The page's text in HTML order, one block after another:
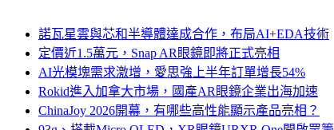
諾瓦星雲與芯和半導體達成合作，布局AI+EDA技術
定價近1.5萬元，Snap AR眼鏡即將正式亮相
AI光模塊需求激增，愛思強上半年訂單增長54%
Rokid進入加拿大市場，國產AR眼鏡企業出海加速
ChinaJoy 2026開幕，有哪些高性能顯示產品亮相？